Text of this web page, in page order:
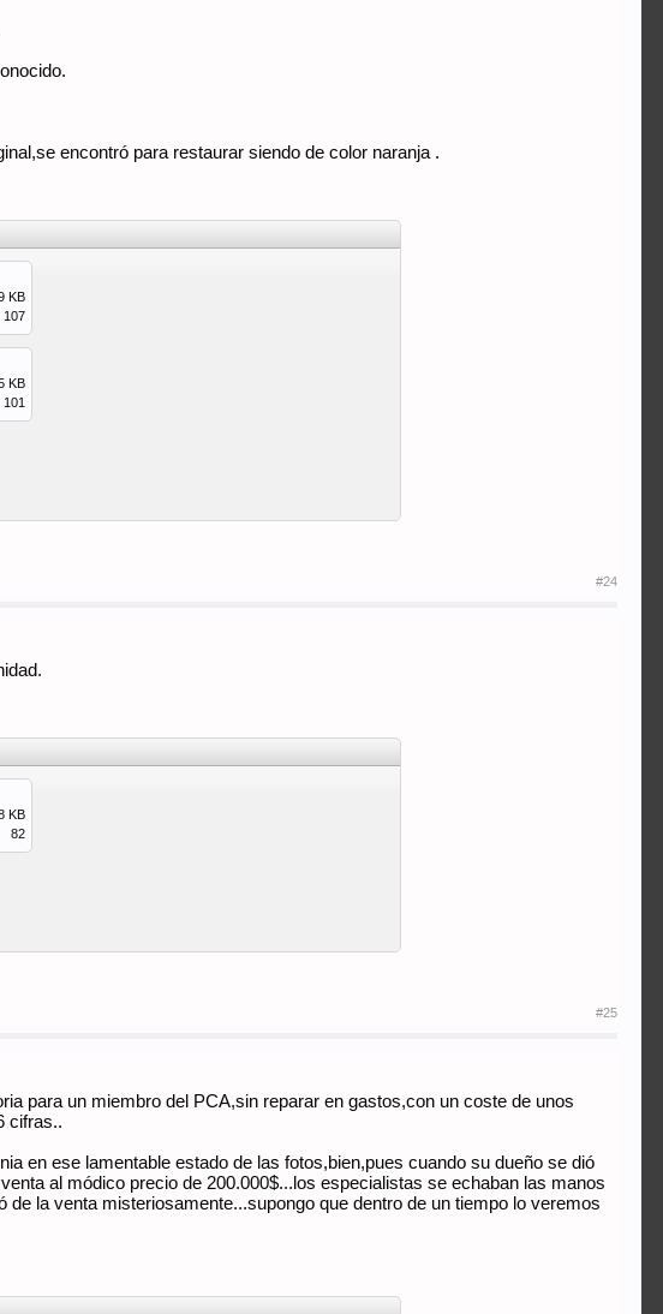
encontró para restaurar siendo de color naranja .
KB
107
KB
101
#24
KB
82
#25
para un miembro del PCA,sin reparar en gastos,con un coste de unos
cifras..
en ese lamentable estado de las fotos,bien,pues cuando su dueño se dió
al módico precio de 200.000$...los especialistas se echaban las manos
la venta misteriosamente...supongo que dentro de un tiempo lo veremos